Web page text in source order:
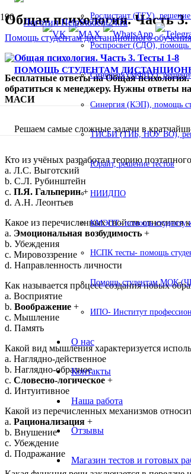
ПОМОЩЬ СТУДЕНТАМ
Решаем самые сложные задачи в
Росдистант (ТГУ), решение
Роспросвет (СДО), помощь
Синергия (МФПУ),
Синергия (КЭП), помощь
ТИСБИ (ТИБ, НОУ ВО),
Юрайт, решение тестов
НИИДПО
КМЭПТ- помощь студенту
НСПК тесты- помощь
Помощь студентам МОК
ИПО- Институт
О нас
Контакты
Наша работа
Отзывы
Магазин тестов и готовых
Общая психология.
Помощь студентам дистанционного обучения
Бесплатные ответы на Общая психология.
обратиться к менеджеру. Нужны
МАСИ
Кто из учёных разработал теорию
a. Л.С. Выготский
b. С.Л. Рубинштейн
c. П.Я. Гальперин+
d. А.Н. Леонтьев
Какое из перечисленных свойств относится
a. Эмоциональная возбудимость +
b. Убеждения
c. Мировоззрение
d. Направленность личности
Как называется процесс создания новых
a. Восприятие
b. Воображение +
c. Мышление
d. Память
Какой вид мышления характеризуется
a. Наглядно-действенное
b. Наглядно-образное
c. Словесно-логическое +
d. Интуитивное
Какой из перечисленных механизмов
a. Рационализация +
b. Внушение
c. Убеждение
d. Подражание